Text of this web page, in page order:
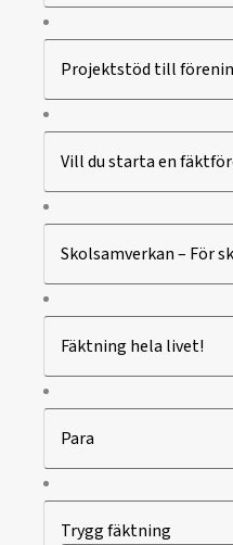
Projektstöd till
Vill du starta en
Skolsamverkan – För
Fäktning hela livet!
Para
Trygg fäktning